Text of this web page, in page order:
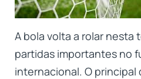
A bola volta a rolar
partidas importantes no
internacional. O principal